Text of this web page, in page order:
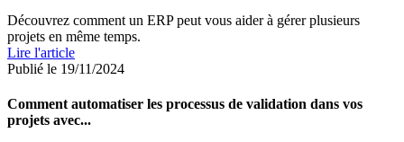
Découvrez comment un ERP peut vous aider à gérer plusieurs
projets en même temps.
Lire l'article
Publié le 19/11/2024
Comment automatiser les processus de validation dans vos
projets avec...